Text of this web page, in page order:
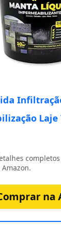
Laje
na